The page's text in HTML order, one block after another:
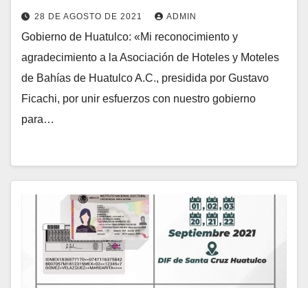
28 DE AGOSTO DE 2021 ADMIN
Gobierno de Huatulco: «Mi reconocimiento y
agradecimiento a la Asociación de Hoteles y Moteles
de Bahías de Huatulco A.C., presidida por Gustavo
Ficachi, por unir esfuerzos con nuestro gobierno
para…